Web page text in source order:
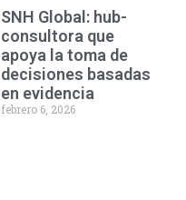
SNH Global: hub-
consultora que
apoya la toma de
decisiones basadas
en evidencia
febrero 6, 2026